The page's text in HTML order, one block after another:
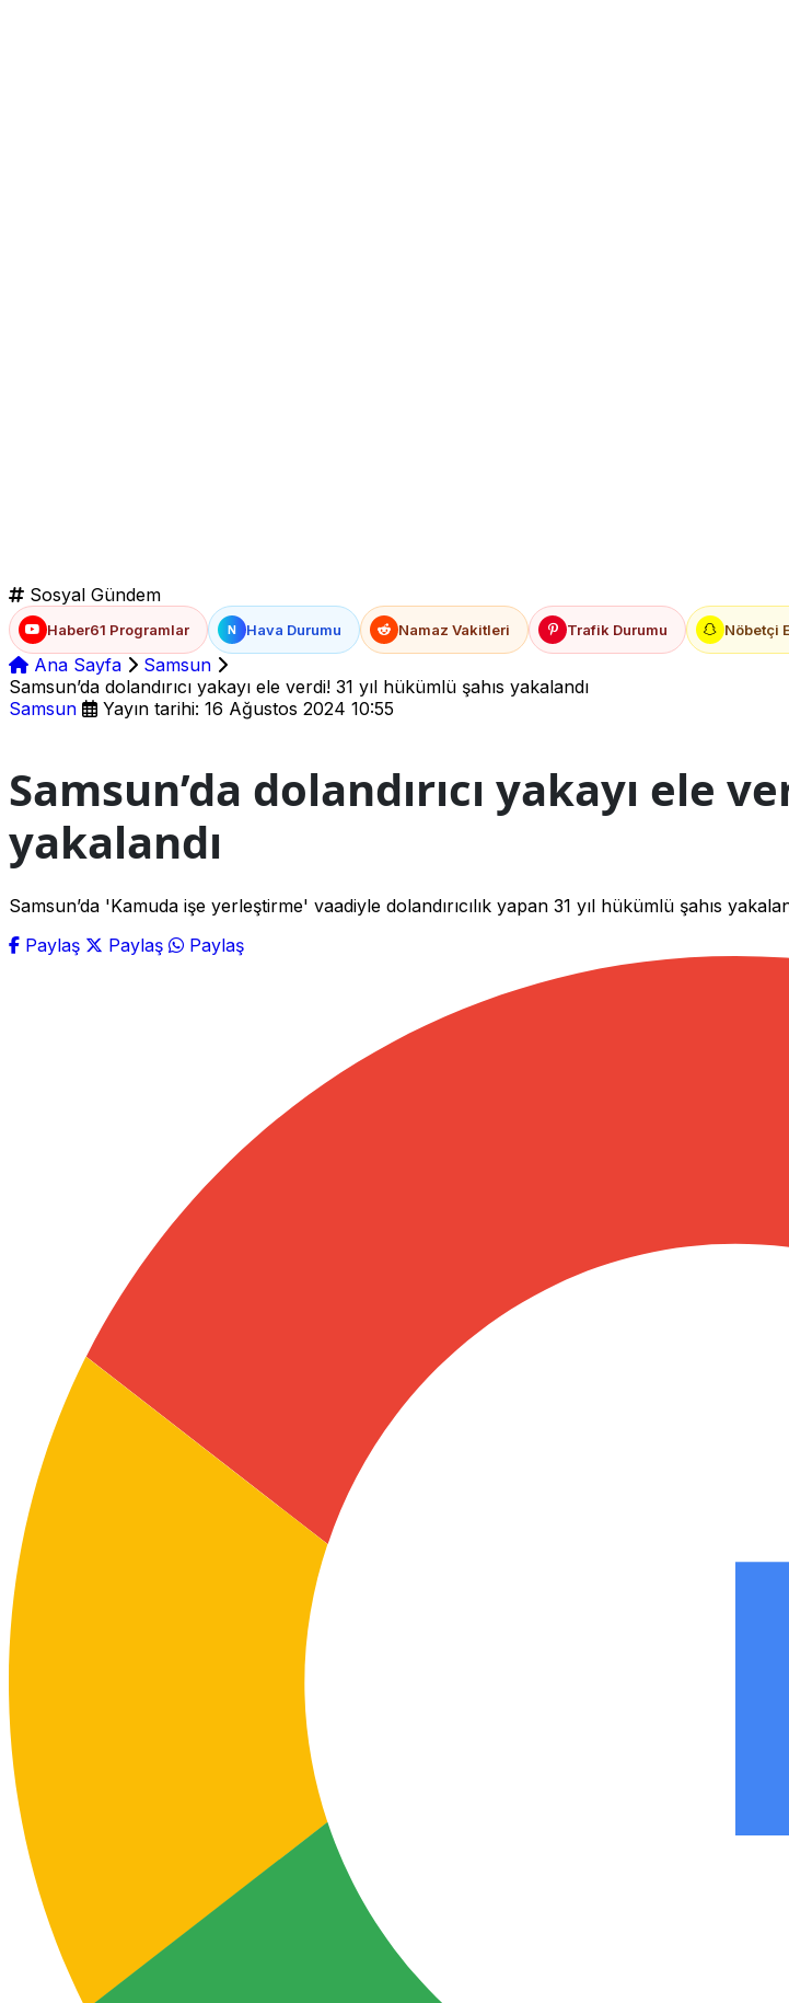
Sosyal Gündem
Haber61 Programlar N Hava Durumu Namaz Vakitleri Trafik Durumu Nöbetçi
Ana Sayfa
Samsun
Samsun’da dolandırıcı yakayı ele verdi! 31 yıl hükümlü şahıs yakalandı
Samsun
Yayın tarihi: 16 Ağustos 2024 10:55
Samsun’da dolandırıcı yakayı ele
yakalandı
Samsun’da 'Kamuda işe yerleştirme' vaadiyle dolandırıcılık yapan 31 yıl hükümlü şahıs
Paylaş
Paylaş Paylaş